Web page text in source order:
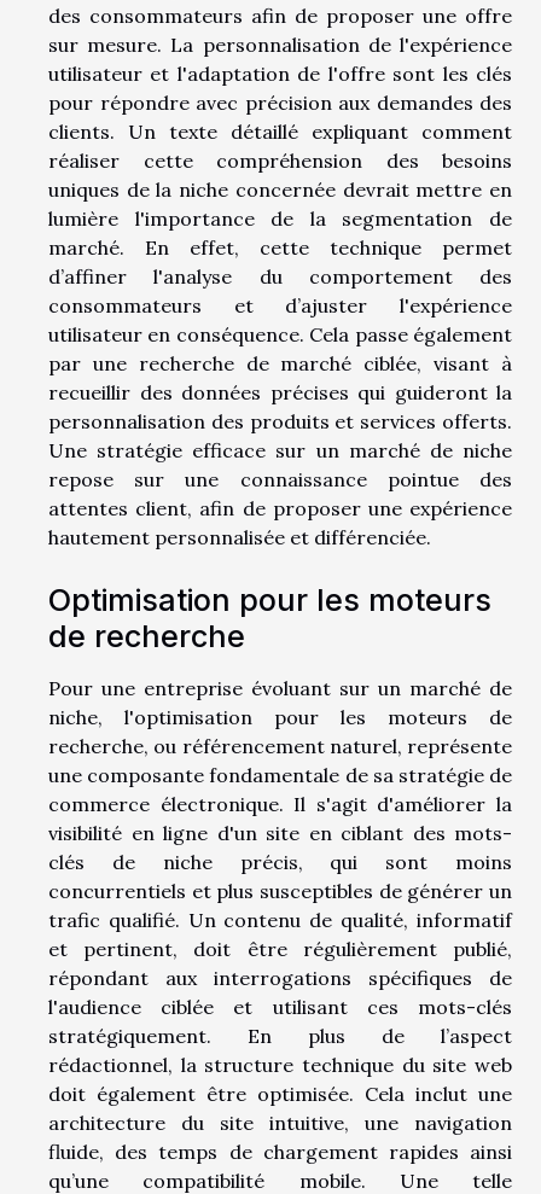
des consommateurs afin de proposer une offre
sur mesure. La personnalisation de l'expérience
utilisateur et l'adaptation de l'offre sont les clés
pour répondre avec précision aux demandes des
clients. Un texte détaillé expliquant comment
réaliser cette compréhension des besoins
uniques de la niche concernée devrait mettre en
lumière l'importance de la segmentation de
marché. En effet, cette technique permet
d’affiner l'analyse du comportement des
consommateurs et d’ajuster l'expérience
utilisateur en conséquence. Cela passe également
par une recherche de marché ciblée, visant à
recueillir des données précises qui guideront la
personnalisation des produits et services offerts.
Une stratégie efficace sur un marché de niche
repose sur une connaissance pointue des
attentes client, afin de proposer une expérience
hautement personnalisée et différenciée.
Optimisation pour les moteurs
de recherche
Pour une entreprise évoluant sur un marché de
niche, l'optimisation pour les moteurs de
recherche, ou référencement naturel, représente
une composante fondamentale de sa stratégie de
commerce électronique. Il s'agit d'améliorer la
visibilité en ligne d'un site en ciblant des mots-
clés de niche précis, qui sont moins
concurrentiels et plus susceptibles de générer un
trafic qualifié. Un contenu de qualité, informatif
et pertinent, doit être régulièrement publié,
répondant aux interrogations spécifiques de
l'audience ciblée et utilisant ces mots-clés
stratégiquement. En plus de l’aspect
rédactionnel, la structure technique du site web
doit également être optimisée. Cela inclut une
architecture du site intuitive, une navigation
fluide, des temps de chargement rapides ainsi
qu’une compatibilité mobile. Une telle